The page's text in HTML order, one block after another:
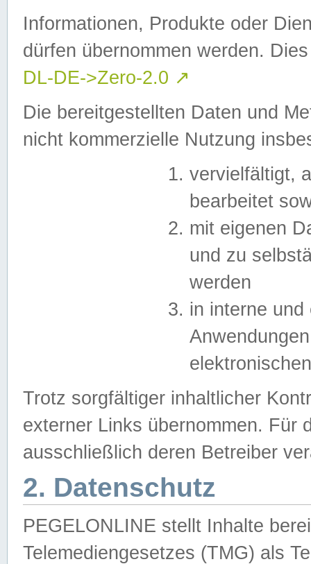
Informationen, Produkte oder
dürfen übernommen werden.
DL-DE->Zero-2.0 ↗
Die bereitgestellten Daten und
nicht kommerzielle Nutzung
vervielfältigt,
bearbeitet
mit eigenen
und zu
werden
in interne
Trotz sorgfältiger inhaltlicher
externer Links übernommen. Für
ausschließlich deren Betreiber
2. Datenschutz
PEGELONLINE stellt Inhalte
Telemediengesetzes (TMG) als